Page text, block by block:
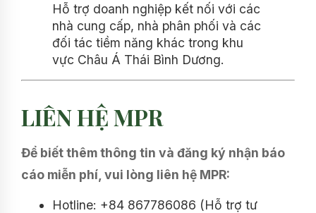
Hỗ trợ doanh nghiệp kết nối với các
nhà cung cấp, nhà phân phối và các
đối tác tiềm năng khác trong khu
vực Châu Á Thái Bình Dương.
LIÊN HỆ MPR
Để biết thêm thông tin và đăng ký nhận báo
cáo miễn phí, vui lòng liên hệ MPR:
Hotline: +84 867786086 (Hỗ trợ tư